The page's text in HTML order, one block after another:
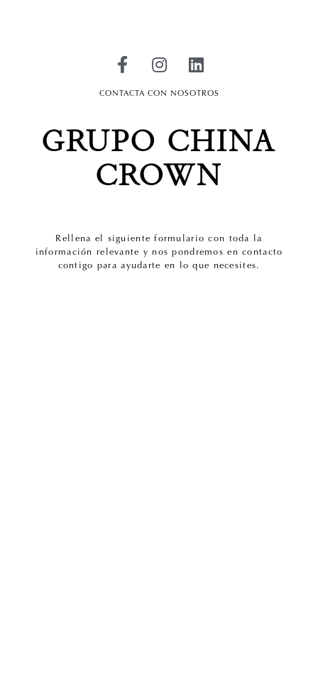
CONTACTA CON NOSOTROS
GRUPO CHINA
CROWN
Rellena el siguiente formulario con toda la
información relevante y nos pondremos en contacto
contigo para ayudarte en lo que necesites.